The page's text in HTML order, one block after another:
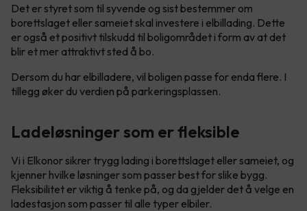
Det er styret som til syvende og sist bestemmer om
borettslaget eller sameiet skal investere i elbillading. Dette
er også et positivt tilskudd til boligområdet i form av at det
blir et mer attraktivt sted å bo.
Dersom du har elbilladere, vil boligen passe for enda flere. I
tillegg øker du verdien på parkeringsplassen.
Ladeløsninger som er fleksible
Vi i Elkonor sikrer trygg lading i borettslaget eller sameiet, og
kjenner hvilke løsninger som passer best for slike bygg.
Fleksibilitet er viktig å tenke på, og da gjelder det å velge en
ladestasjon som passer til alle typer elbiler.